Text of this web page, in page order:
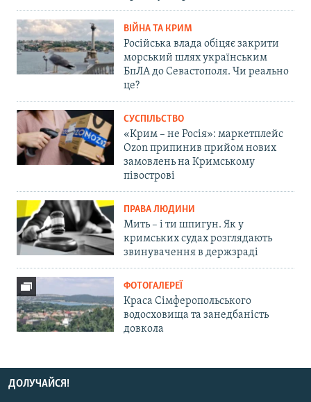
ВІЙНА ТА КРИМ
Російська влада обіцяє закрити
морський шлях українським
БпЛА до Севастополя. Чи реально
це?
СУСПІЛЬСТВО
«Крим – не Росія»: маркетплейс
Ozon припинив прийом нових
замовлень на Кримському
півострові
ПРАВА ЛЮДИНИ
Мить – і ти шпигун. Як у
кримських судах розглядають
звинувачення в держзраді
ФОТОГАЛЕРЕЇ
Краса Сімферопольського
водосховища та занедбаність
довкола
ДОЛУЧАЙСЯ!